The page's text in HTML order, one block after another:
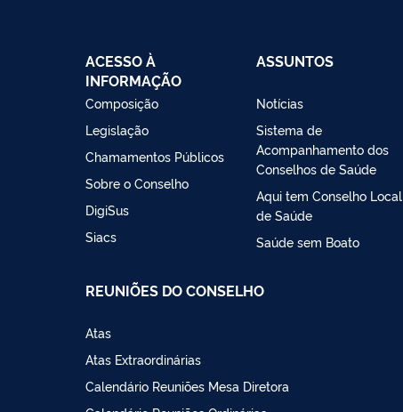
ACESSO À
INFORMAÇÃO
Composição
Legislação
Chamamentos Públicos
Sobre o Conselho
DigiSus
Siacs
ASSUNTOS
Notícias
Sistema de
Acompanhamento dos
Conselhos de Saúde
Aqui tem Conselho Local
de Saúde
Saúde sem Boato
REUNIÕES DO CONSELHO
Atas
Atas Extraordinárias
Calendário Reuniões Mesa Diretora